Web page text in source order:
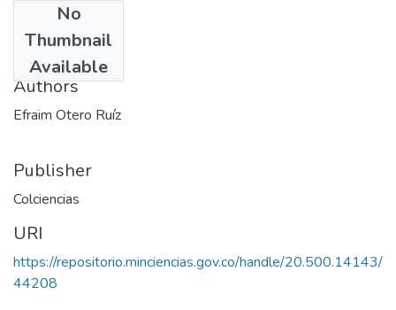
No
Thumbnail
Available
1973
Authors
Efraim Otero Ruíz
Publisher
Colciencias
URI
https://repositorio.minciencias.gov.co/handle/20.500.14143/
44208